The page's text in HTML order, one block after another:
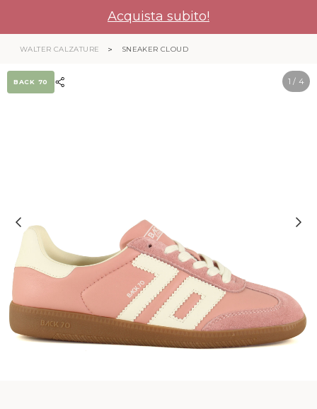
Acquista subito!
WALTER CALZATURE SNEAKER CLOUD
1 / 4
BACK 70